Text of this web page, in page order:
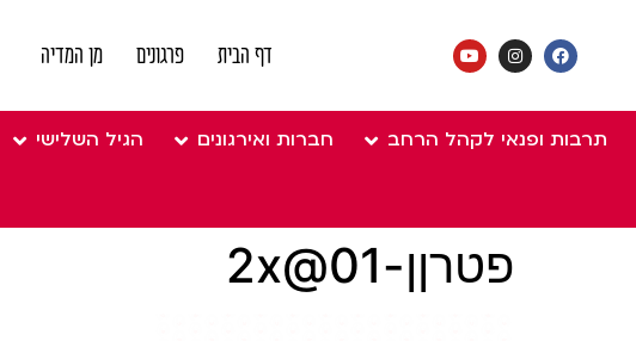
דף הבית פרגונים מן המדיה
תרבות ופנאי לקהל הרחב חברות ואירגונים הגיל השלישי
פטרןן-01@2x